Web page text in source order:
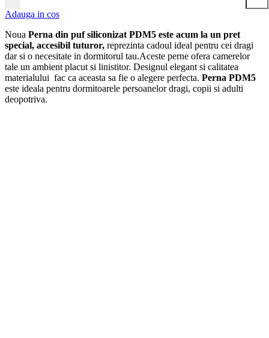
Adauga in cos
Noua Perna din puf siliconizat PDM5 este acum la un pret
special, accesibil tuturor, reprezinta cadoul ideal pentru cei dragi
dar si o necesitate in dormitorul tau.Aceste perne ofera camerelor
tale un ambient placut si linistitor. Designul elegant si calitatea
materialului fac ca aceasta sa fie o alegere perfecta. Perna PDM5
este ideala pentru dormitoarele persoanelor dragi, copii si adulti
deopotriva.